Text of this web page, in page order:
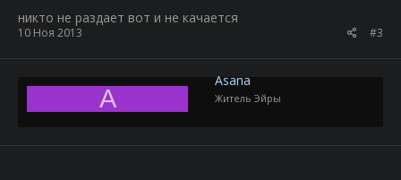
никто не раздает вот и не качается
10 Ноя 2013 #3
A
Asana
Житель Эйры